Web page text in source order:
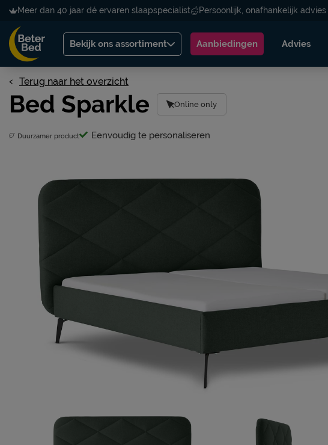
Meer dan 40 jaar dé ervaren slaapspecialist Persoonlijk, onafhankelijk advies
Bekijk ons assortiment Aanbiedingen Advies
Terug naar het overzicht
Bed Sparkle Online only
Duurzamer product Eenvoudig te personaliseren